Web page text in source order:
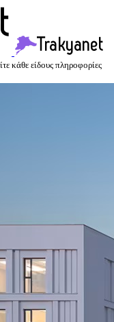
κάθε είδους πληροφορίες